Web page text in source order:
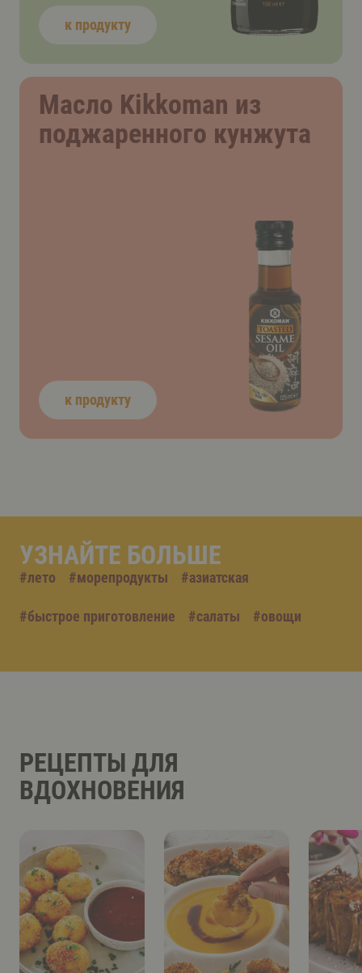
к продукту
Масло Kikkoman из
поджаренного кунжута
к продукту
УЗНАЙТЕ БОЛЬШЕ
#лето #морепродукты #азиатская
#быстрое приготовление #салаты #овощи
РЕЦЕПТЫ ДЛЯ
ВДОХНОВЕНИЯ